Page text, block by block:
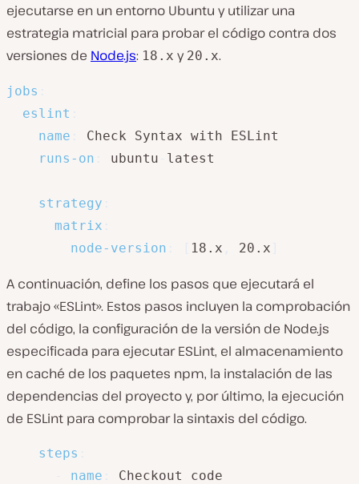
ejecutarse en un entorno Ubuntu y utilizar una
estrategia matricial para probar el código contra dos
versiones de Node.js: 18.x y 20.x.
jobs
eslint
name
Check Syntax with ESLint
runs-on
ubuntu latest
strategy
matrix
node-version
18.x 20.x
A continuación, define los pasos que ejecutará el
trabajo «ESLint». Estos pasos incluyen la comprobación
del código, la configuración de la versión de Node.js
especificada para ejecutar ESLint, el almacenamiento
en caché de los paquetes npm, la instalación de las
dependencias del proyecto y, por último, la ejecución
de ESLint para comprobar la sintaxis del código.
steps
name
Checkout code